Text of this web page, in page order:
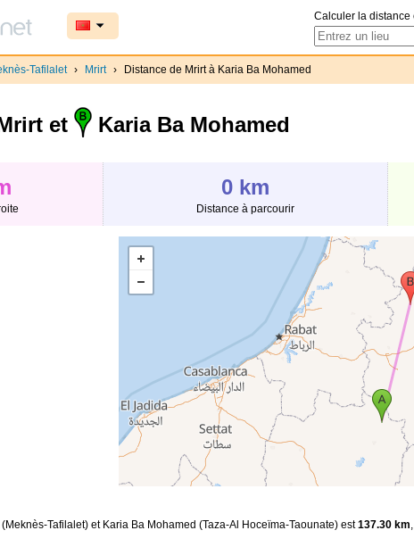
Calculer la distance
Tafilalet › Mrirt › Distance de Mrirt à Karia Ba Mohamed
et Karia Ba Mohamed
0 km
Distance à parcourir
Tafilalet) et Karia Ba Mohamed (Taza-Al Hoceïma-Taounate) est137.30 km